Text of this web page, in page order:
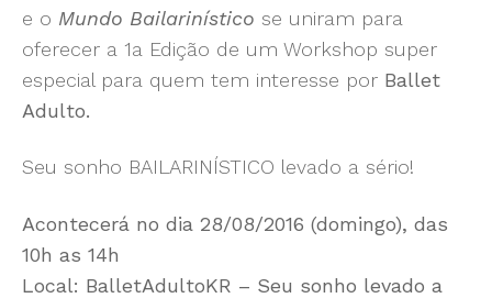
e o Mundo Bailarinístico se uniram para
oferecer a 1a Edição de um Workshop super
especial para quem tem interesse por Ballet
Adulto.
Seu sonho BAILARINÍSTICO levado a sério!
Acontecerá no dia 28/08/2016 (domingo), das
10h as 14h
Local: BalletAdultoKR – Seu sonho levado a